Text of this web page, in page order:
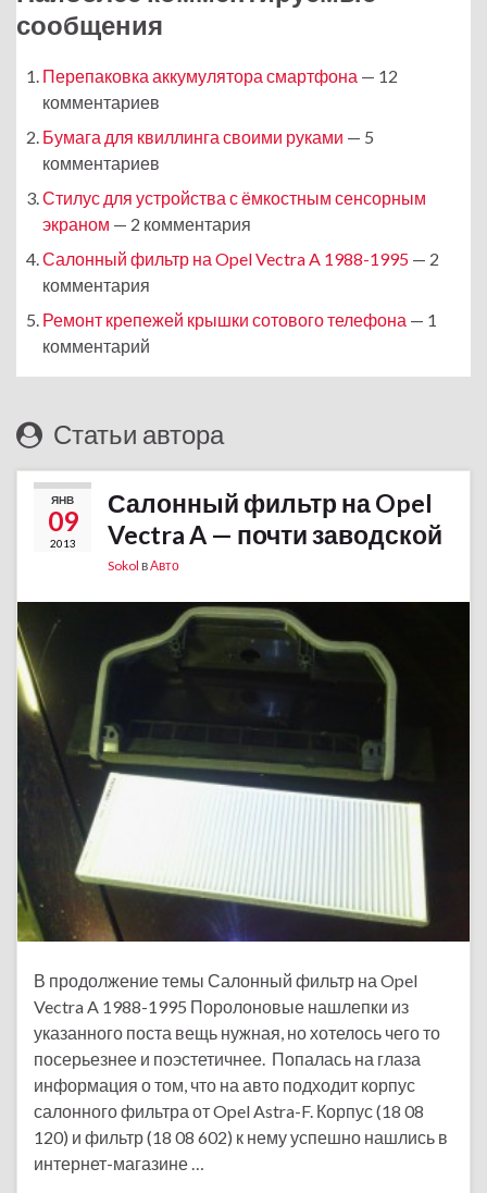
сообщения
Перепаковка аккумулятора смартфона — 12
комментариев
Бумага для квиллинга своими руками — 5
комментариев
Стилус для устройства с ёмкостным сенсорным
экраном — 2 комментария
Салонный фильтр на Opel Vectra A 1988-1995 — 2
комментария
Ремонт крепежей крышки сотового телефона — 1
комментарий
Статьи автора
ЯНВ
09
2013
Салонный фильтр на Opel
Vectra A — почти заводской
Sokol вАвто
В продолжение темы Салонный фильтр на Opel
Vectra A 1988-1995 Поролоновые нашлепки из
указанного поста вещь нужная, но хотелось чего то
посерьезнее и поэстетичнее. Попалась на глаза
информация о том, что на авто подходит корпус
салонного фильтра от Opel Astra-F. Корпус (18 08
120) и фильтр (18 08 602) к нему успешно нашлись в
интернет-магазине …